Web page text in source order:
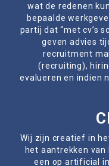
wat de redenen
bepaalde
partij dat “met cv’s
geven advies
recruitment
(recruiting),
evalueren en indien
Wij zijn creatief in
het aantrekken van
een op artificial